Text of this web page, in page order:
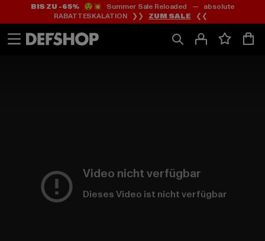
Zum
Inhalt
springen
Zum
Fußzeile
springen
BIS ZU -65%😲💥 Summer Sale Reloaded — absolute
RABATTESKALATION ❯❯ ZUM SALE ❮❮
Video nicht verfügbar
Dieses Video ist nicht verfügbar